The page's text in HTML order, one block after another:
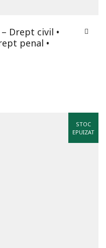
Drept civil •
penal •
STOC
EPUIZAT